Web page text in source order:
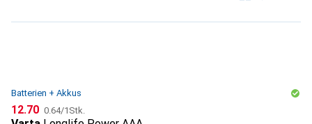
Batterien + Akkus
CHF
12.70 CHF
0.64/1Stk.